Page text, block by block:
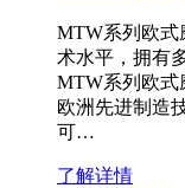
MTW系列欧式
术水平，拥有
MTW系列欧式
欧洲先进制造
可…
了解详情